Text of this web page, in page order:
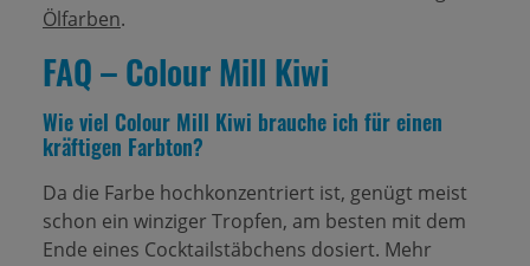
Ölfarben.
FAQ – Colour Mill Kiwi
Wie viel Colour Mill Kiwi brauche ich für einen
kräftigen Farbton?
Da die Farbe hochkonzentriert ist, genügt meist
schon ein winziger Tropfen, am besten mit dem
Ende eines Cocktailstäbchens dosiert. Mehr